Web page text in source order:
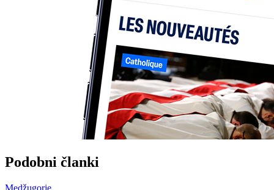
Podobni članki
Medžugorje